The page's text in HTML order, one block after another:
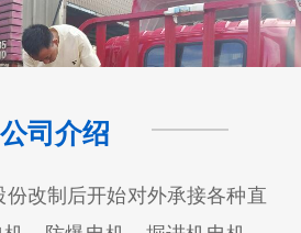
公司介绍
份改制后开始对外承接各种直